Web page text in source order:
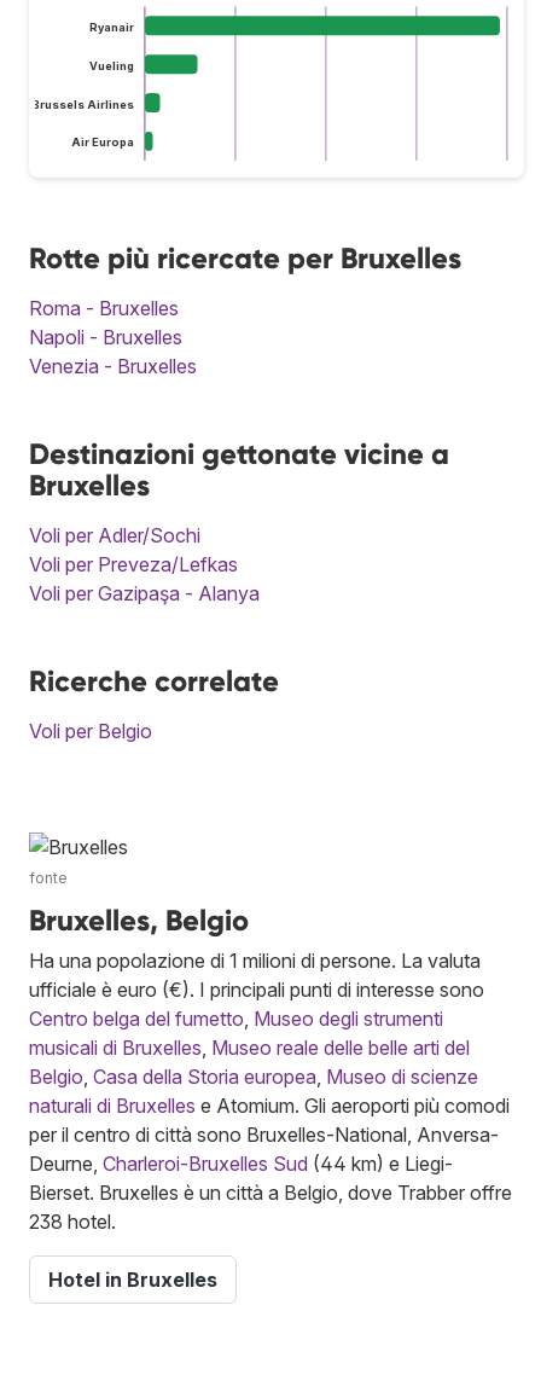
Ryanair
Vueling
Brussels Airlines
Air Europa
Rotte più ricercate per Bruxelles
Roma - Bruxelles
Napoli - Bruxelles
Venezia - Bruxelles
Destinazioni gettonate vicine a
Bruxelles
Voli per Adler/Sochi
Voli per Preveza/Lefkas
Voli per Gazipaşa - Alanya
Ricerche correlate
Voli per Belgio
fonte
Bruxelles, Belgio
Ha una popolazione di 1 milioni di persone. La valuta
ufficiale è euro (€). I principali punti di interesse sono
Centro belga del fumetto Museo degli strumenti
musicali di Bruxelles Museo reale delle belle arti del
Belgio Casa della Storia europea Museo di scienze
naturali di Bruxelles e Atomium. Gli aeroporti più comodi
per il centro di città sono Bruxelles-National, Anversa-
Deurne, Charleroi-Bruxelles Sud (44 km) e Liegi-
Bierset. Bruxelles è un città a Belgio, dove Trabber offre
238 hotel.
Hotel in Bruxelles